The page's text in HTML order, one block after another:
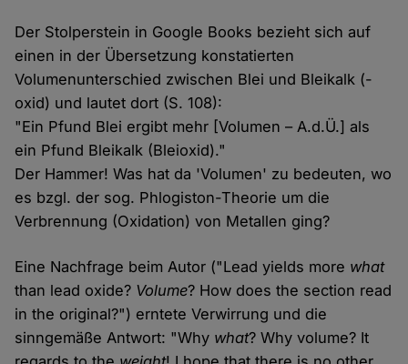
Der Stolperstein in Google Books bezieht sich auf
einen in der Übersetzung konstatierten
Volumenunterschied zwischen Blei und Bleikalk (-
oxid) und lautet dort (S. 108):
"Ein Pfund Blei ergibt mehr [Volumen – A.d.Ü.] als
ein Pfund Bleikalk (Bleioxid)."
Der Hammer! Was hat da 'Volumen' zu bedeuten, wo
es bzgl. der sog. Phlogiston-Theorie um die
Verbrennung (Oxidation) von Metallen ging?
Eine Nachfrage beim Autor ("Lead yields more what
than lead oxide? Volume? How does the section read
in the original?") erntete Verwirrung und die
sinngemäße Antwort: "Why what? Why volume? It